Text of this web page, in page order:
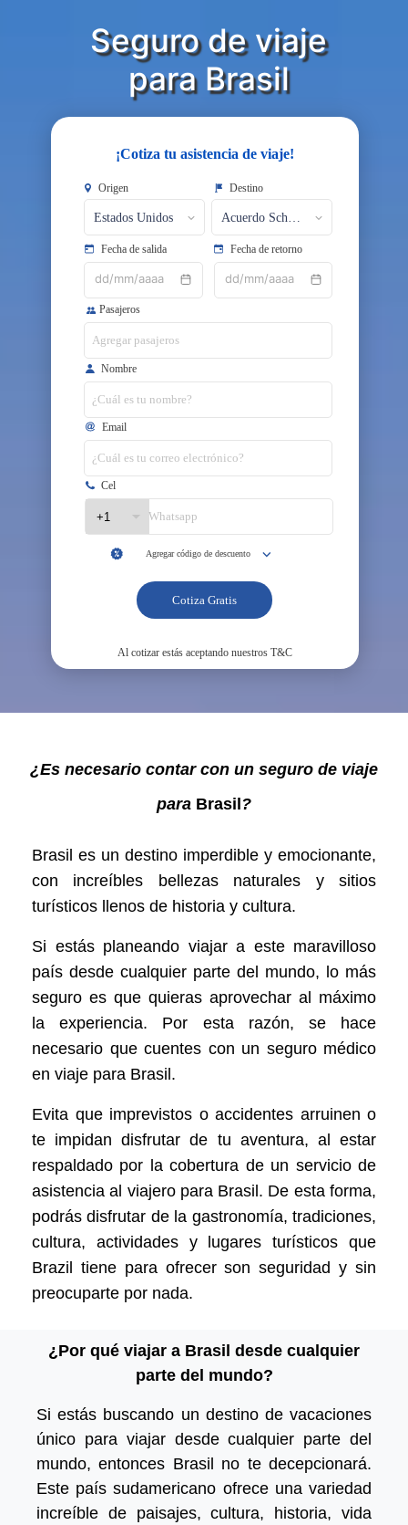
Seguro de viaje
​​​​​​​para Brasil
¿Es necesario contar con un seguro de viaje
para Brasil ?
Brasil es un destino imperdible y emocionante,
con increíbles bellezas naturales y sitios
turísticos llenos de historia y cultura.
Si estás planeando viajar a este maravilloso
país desde cualquier parte del mundo, lo más
seguro es que quieras aprovechar al máximo
la experiencia. Por esta razón, se hace
necesario que cuentes con un seguro médico
en viaje para Brasil.
Evita que imprevistos o accidentes arruinen o
te impidan disfrutar de tu aventura, al estar
respaldado por la cobertura de un servicio de
asistencia al viajero para Brasil. De esta forma,
podrás disfrutar de la gastronomía, tradiciones,
cultura, actividades y lugares turísticos que
Brazil tiene para ofrecer son seguridad y sin
preocuparte por nada.
¿Por qué viajar a Brasil desde cualquier
parte del mundo?
Si estás buscando un destino de vacaciones
único para viajar desde cualquier parte del
mundo, entonces Brasil no te decepcionará.
Este país sudamericano ofrece una variedad
increíble de paisajes, cultura, historia, vida